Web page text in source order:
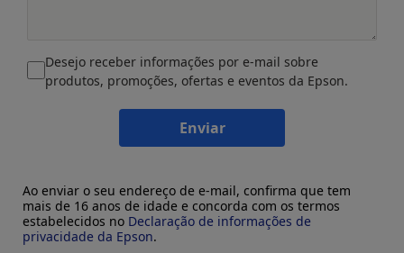
Desejo receber informações por e-mail sobre
produtos, promoções, ofertas e eventos da Epson.
Enviar
Ao enviar o seu endereço de e-mail, confirma que tem
mais de 16 anos de idade e concorda com os termos
estabelecidos no Declaração de informações de
privacidade da Epson.